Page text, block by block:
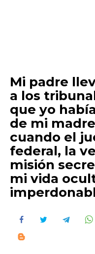
Mi padre
a los
que yo
de mi
cuando el
federal, la
misión
mi vida